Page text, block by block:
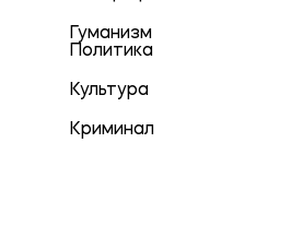
Гуманизм
Политика
Культура
Криминал